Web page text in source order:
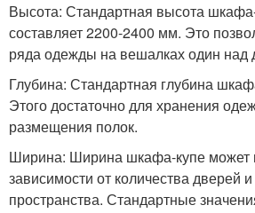
Высота: Стандартная высота
составляет 2200-2400 мм. Это
ряда одежды на вешалках один над
Глубина: Стандартная глубина
Этого достаточно для хранения
размещения полок.
Ширина: Ширина шкафа-купе может
зависимости от количества дверей
пространства. Стандартные